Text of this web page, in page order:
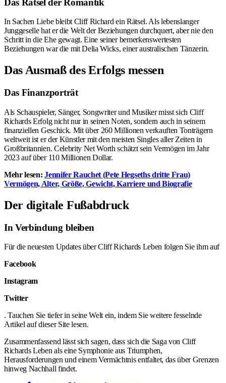
In Sachen Liebe bleibt Cliff Richard ein Rätsel. Als lebenslanger
Junggeselle hat er die Welt der Beziehungen durchquert, aber nie den
Schritt in die Ehe gewagt. Eine seiner bemerkenswertesten
Beziehungen war die mit Delia Wicks, einer australischen Tänzerin.
Das Ausmaß des Erfolgs messen
Das Finanzporträt
Als Schauspieler, Sänger, Songwriter und Musiker misst sich Cliff
Richards Erfolg nicht nur in seinen Noten, sondern auch in seinem
finanziellen Geschick. Mit über 260 Millionen verkauften Tonträgern
weltweit ist er der Künstler mit den meisten Singles aller Zeiten in
Großbritannien. Celebrity Net Worth schätzt sein Vermögen im Jahr
2023 auf über 110 Millionen Dollar.
Mehr lesen:Jennifer Rauchet (Pete Hegseths dritte Frau)
Vermögen, Alter, Größe, Gewicht, Karriere und Biografie
Der digitale Fußabdruck
In Verbindung bleiben
Für die neuesten Updates über Cliff Richards Leben folgen Sie ihm auf
Facebook
Instagram
Twitter
. Tauchen Sie tiefer in seine Welt ein, indem Sie weitere fesselnde
Artikel auf dieser Site lesen.
Zusammenfassend lässt sich sagen, dass sich die Saga von Cliff
Richards Leben als eine Symphonie aus Triumphen,
Herausforderungen und einem Vermächtnis entfaltet, das über Grenzen
hinweg Nachhall findet.